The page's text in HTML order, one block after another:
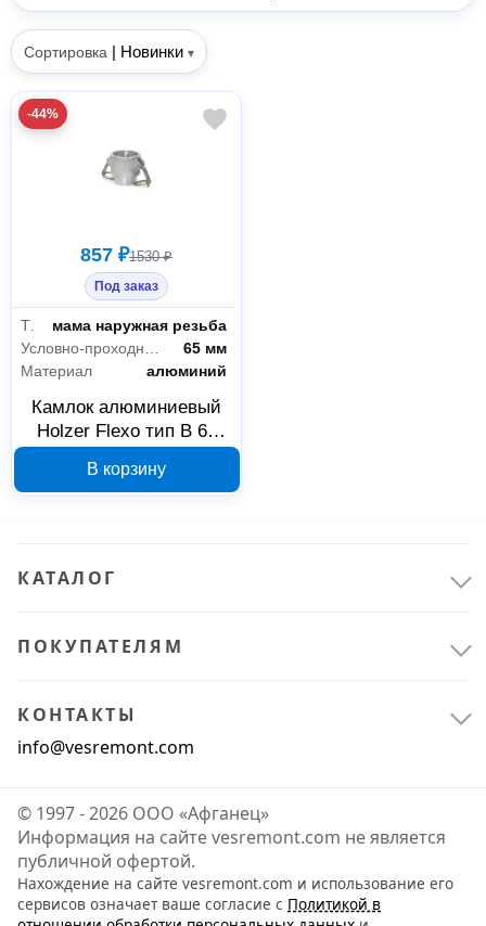
Сортировка | Новинки ▾
-44%
857 ₽1530 ₽
Под заказ
Тип соединения
мама наружная резьба
65 мм
Материал
алюминий
Камлок алюминиевый
Holzer Flexo тип B 65
В корзину
КАТАЛОГ
ПОКУПАТЕЛЯМ
КОНТАКТЫ
info@vesremont.com
© 1997 - 2026 ООО «Афганец»
Информация на сайте vesremont.com не является
публичной офертой.
Нахождение на сайте vesremont.com и использование его
сервисов означает ваше согласие с Политикой в